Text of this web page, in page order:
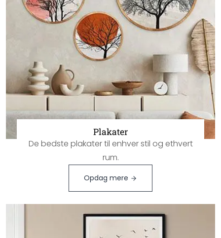
Plakater
De bedste plakater til enhver stil og ethvert
rum.
Opdag mere